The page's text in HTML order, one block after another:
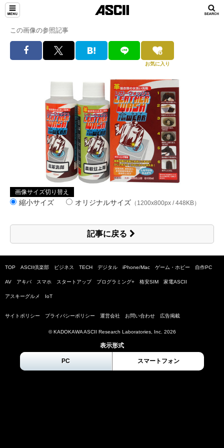
この画像の参照記事
お気に入り
画像サイズ切り替え
縮小サイズ オリジナルサイズ （1200x800px / 448KB）
記事に戻る
TOP ASCII倶楽部 ビジネス TECH デジタル iPhone/Mac ゲーム・ホビー 自作PC
AV アキバ スマホ スタートアップ プログラミング+ 格安SIM 家電ASCII
アスキーグルメ IoT
サイトポリシー プライバシーポリシー 運営会社 お問い合わせ 広告掲載
© KADOKAWA ASCII Research Laboratories, Inc. 2026
表示形式
PC スマートフォン